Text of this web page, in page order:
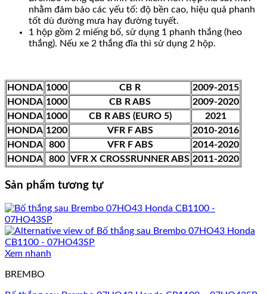
nhằm đảm bảo các yếu tố: độ bền cao, hiệu quả phanh
tốt dù đường mưa hay đường tuyết.
1 hộp gồm 2 miếng bố, sử dụng 1 phanh thắng (heo
thắng). Nếu xe 2 thắng đĩa thì sử dụng 2 hộp.
HONDA 1000 CB R
2009-2015
HONDA 1000 CB R ABS
2009-2020
HONDA 1000 CB R ABS (EURO 5)
2021
HONDA 1200 VFR F ABS
2010-2016
HONDA
800 VFR F ABS
2014-2020
HONDA
800 VFR X CROSSRUNNER ABS 2011-2020
Sản phẩm tương tự
Xem nhanh
BREMBO